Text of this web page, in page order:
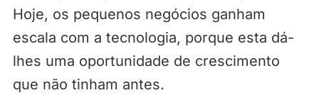
Hoje, os pequenos negócios ganham
escala com a tecnologia, porque esta dá-
lhes uma oportunidade de crescimento
que não tinham antes.